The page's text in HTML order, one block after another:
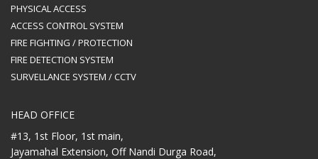
PHYSICAL ACCESS
ACCESS CONTROL SYSTEM
FIRE FIGHTING / PROTECTION
FIRE DETECTION SYSTEM
SURVELLANCE SYSTEM / CCTV
HEAD OFFICE
#13, 1st Floor, 1st main,
Jayamahal Extension, Off Nandi Durga Road,